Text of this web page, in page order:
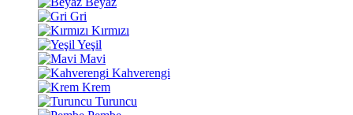
Gri
Kırmızı
Yeşil
Mavi
Kahverengi
Krem
Turuncu